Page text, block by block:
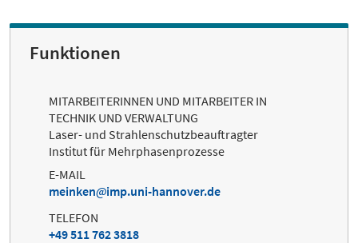
Funktionen
MITARBEITERINNEN UND MITARBEITER IN
TECHNIK UND VERWALTUNG
Laser- und Strahlenschutzbeauftragter
Institut für Mehrphasenprozesse
E-MAIL
meinken
imp.uni-hannover.de
TELEFON
+49 511 762 3818